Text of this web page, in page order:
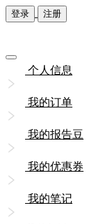
登录 注册
个人信息
我的订单
我的报告豆
我的优惠券
我的笔记